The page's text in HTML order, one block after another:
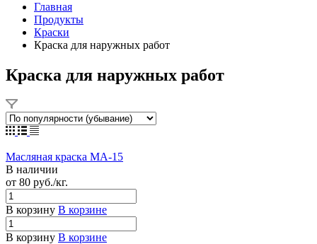
Главная
Продукты
Краски
Краска для наружных работ
Краска для наружных работ
Масляная краска МА-15
В наличии
от 80 руб./кг.
В корзину В корзине
В корзину В корзине